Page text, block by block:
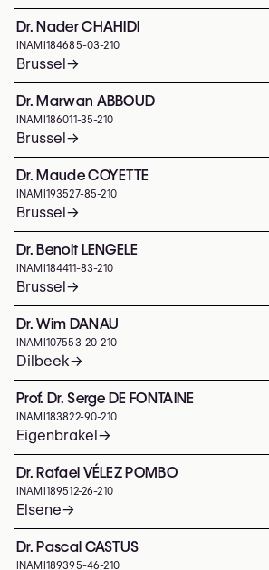
Dr. Nader CHAHIDI
INAMI 184685-03-210
Brussel→
Dr. Marwan ABBOUD
INAMI 186011-35-210
Brussel→
Dr. Maude COYETTE
INAMI 193527-85-210
Brussel→
Dr. Benoit LENGELE
INAMI 184411-83-210
Brussel→
Dr. Wim DANAU
INAMI 107553-20-210
Dilbeek→
Prof. Dr. Serge DE FONTAINE
INAMI 183822-90-210
Eigenbrakel→
Dr. Rafael VÉLEZ POMBO
INAMI 189512-26-210
Elsene→
Dr. Pascal CASTUS
INAMI 189395-46-210